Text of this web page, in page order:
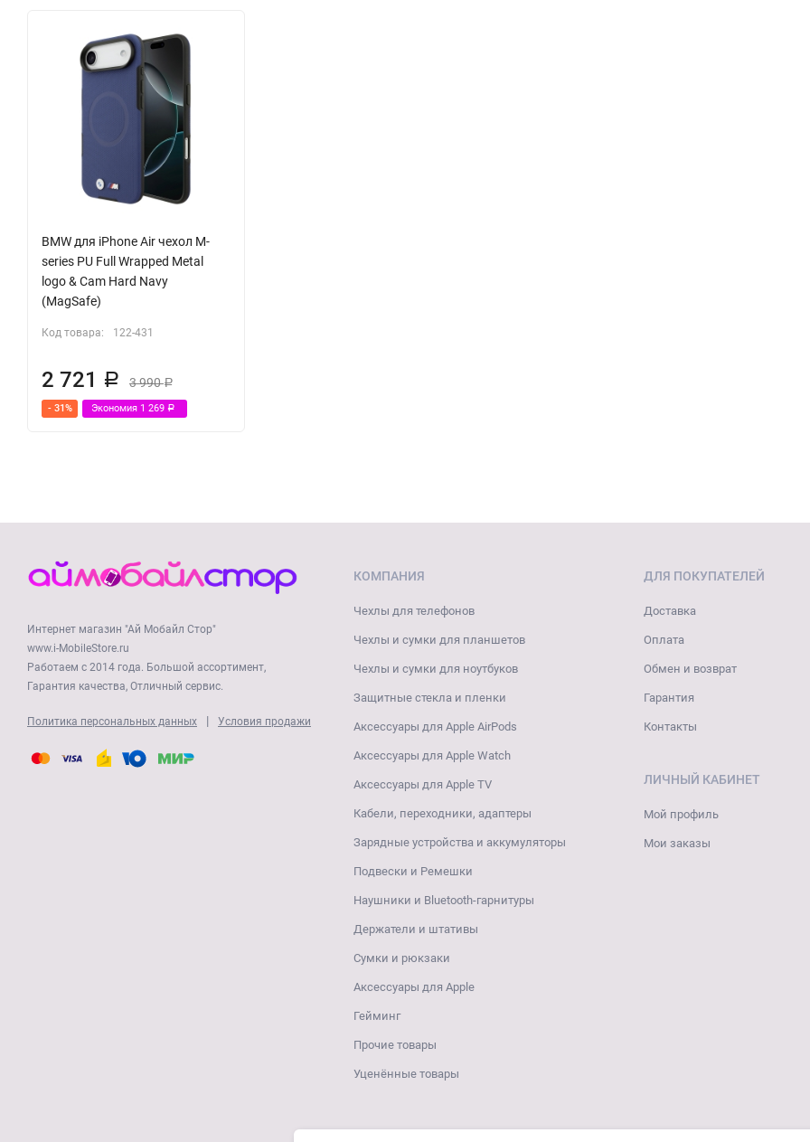
BMW для iPhone Air чехол M-
series PU Full Wrapped Metal
logo & Cam Hard Navy
(MagSafe)
Код товара: 122-431
2 721 Р 3 990Р
- 31% Экономия 1 269 Р
Интернет магазин "Ай Мобайл Стор"
www.i-MobileStore.ru
Работаем с 2014 года. Большой ассортимент,
Гарантия качества, Отличный сервис.
Политика персональных данных | Условия продажи
КОМПАНИЯ
Чехлы для телефонов
Чехлы и сумки для планшетов
Чехлы и сумки для ноутбуков
Защитные стекла и пленки
Аксессуары для Apple AirPods
Аксессуары для Apple Watch
Аксессуары для Apple TV
Кабели, переходники, адаптеры
Зарядные устройства и аккумуляторы
Подвески и Ремешки
Наушники и Bluetooth-гарнитуры
Держатели и штативы
Сумки и рюкзаки
Аксессуары для Apple
Гейминг
Прочие товары
Уценённые товары
ДЛЯ ПОКУПАТЕЛЕЙ
Доставка
Оплата
Обмен и возврат
Гарантия
Контакты
ЛИЧНЫЙ КАБИНЕТ
Мой профиль
Мои заказы